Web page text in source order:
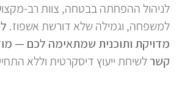
לניהול ההפחתה בבטחה, צוות רב-
למשפחה, וגמילה שלא דורשת אשפוז.
מדויקת ותוכנית שמתאימה לכם —
קשרלשיחת ייעוץ דיסקרטית וללא